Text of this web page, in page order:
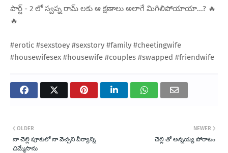
పార్ట్ - 2 లో స్వప్న రామ్ లకు ఆ క్షణాలు అలాగే మిగిలిపోయాయా...? 🔥
🔥
#erotic #sexstoey #sexstory #family #cheetingwife
#housewifesex #housewife #couples #swapped #friendwife
NEWER
చెల్లి తో అన్నయ్య పోరాటం
OLDER
నా చెల్లి పూకులో నా వెచ్చని వీర్యాన్ని
చిమ్మేసాను